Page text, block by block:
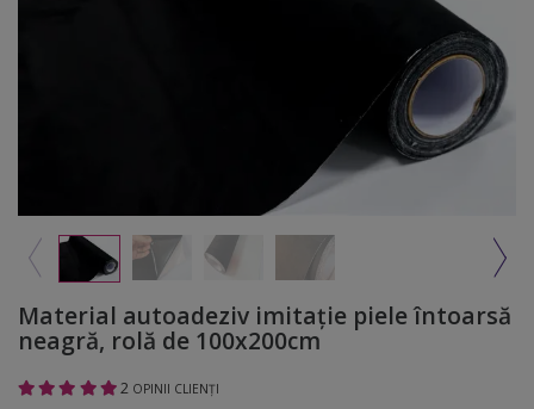
Material autoadeziv imitaţie piele întoarsă
neagră, rolă de 100x200cm
2 OPINII CLIENȚI